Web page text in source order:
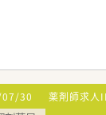
■薬学生を対象に
■医薬品は2000
剤師さんは10
々な処方内容
調剤機器は最新
30 薬剤師求人